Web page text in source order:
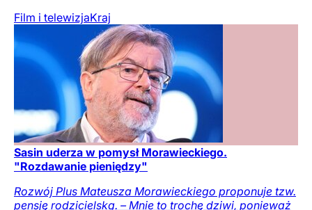
Film i telewizjaKraj
Sasin uderza w pomysł Morawieckiego.
"Rozdawanie pieniędzy"
Rozwój Plus Mateusza Morawieckiego proponuje tzw.
pensję rodzicielską. – Mnie to trochę dziwi, ponieważ